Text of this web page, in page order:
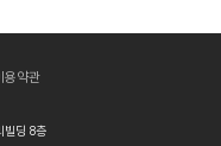
용약관
빌딩 8층